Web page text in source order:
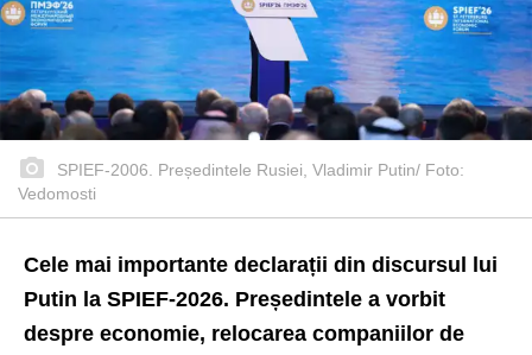
SPIEF-2006. Președintele Rusiei, Vladimir Putin/ Foto:
Vedomosti
Cele mai importante declarații din discursul lui
Putin la SPIEF-2026. Președintele a vorbit
despre economie, relocarea companiilor de